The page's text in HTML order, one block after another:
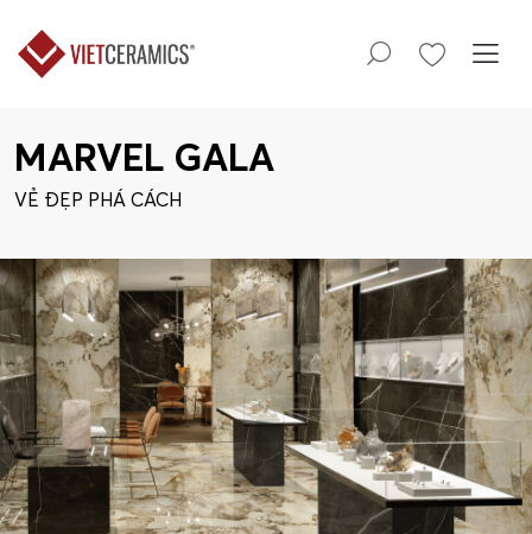
MARVEL GALA
VẺ ĐẸP PHÁ CÁCH